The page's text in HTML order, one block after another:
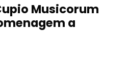
Musicorum
a